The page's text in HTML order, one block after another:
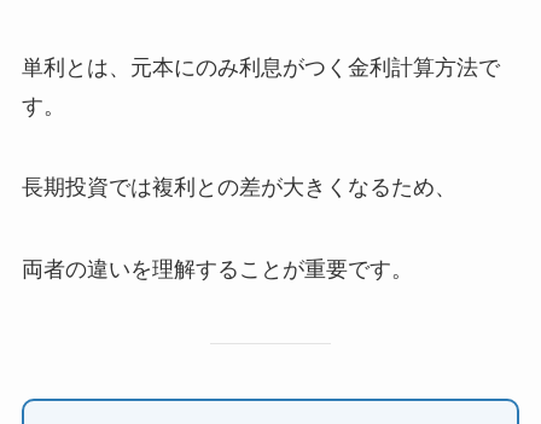
単利とは、元本にのみ利息がつく金利計算方法で
す。
長期投資では複利との差が大きくなるため、
両者の違いを理解することが重要です。